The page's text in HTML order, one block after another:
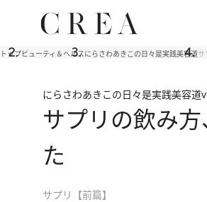
トップビューティ＆ヘルスにらさわあきこの日々是実践美容道サ
にらさわあきこの日々是実践美容道
サプリの飲み
た
サプリ【前篇】